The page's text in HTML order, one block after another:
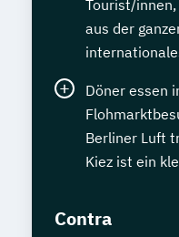
Tourist/
aus der
Döner essen
Berliner Luft
Kiez ist ein
Contra